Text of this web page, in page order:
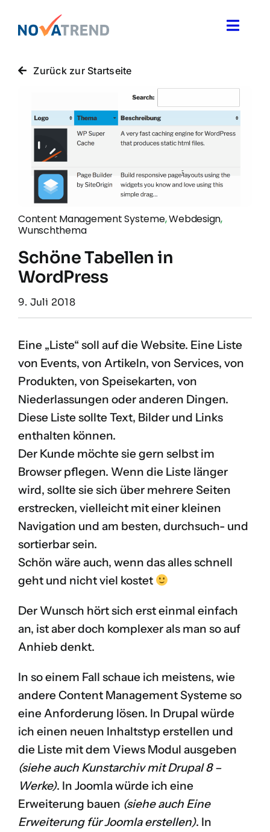
Inhalt
springen
Toggle
Blog
Themen & Ideen
Über uns
Zurück zur Startseite
Content Management Systeme,Webdesign,
Wunschthema
Schöne Tabellen in
WordPress
9. Juli 2018
Eine „Liste“ soll auf die Website. Eine Liste
von Events, von Artikeln, von Services, von
Produkten, von Speisekarten, von
Niederlassungen oder anderen Dingen.
Diese Liste sollte Text, Bilder und Links
enthalten können.
Der Kunde möchte sie gern selbst im
Browser pflegen. Wenn die Liste länger
wird, sollte sie sich über mehrere Seiten
erstrecken, vielleicht mit einer kleinen
Navigation und am besten, durchsuch- und
sortierbar sein.
Schön wäre auch, wenn das alles schnell
geht und nicht viel kostet
Der Wunsch hört sich erst einmal einfach
an, ist aber doch komplexer als man so auf
Anhieb denkt.
In so einem Fall schaue ich meistens, wie
andere Content Management Systeme so
eine Anforderung lösen. In Drupal würde
ich einen neuen Inhaltstyp erstellen und
die Liste mit dem Views Modul ausgeben
(siehe auch Kunstarchiv mit Drupal 8 –
Werke). In Joomla würde ich eine
Erweiterung bauen (siehe auch Eine
Erweiterung für Joomla erstellen). In